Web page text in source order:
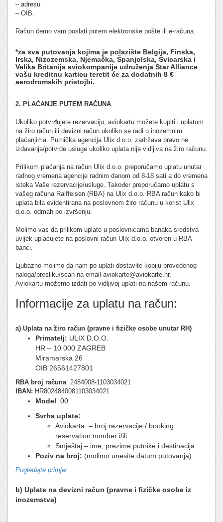
– adresu
– OIB.
Račun ćemo vam poslati putem elektronske pošte ili e-računa.
*za sva putovanja kojima je polazište Belgija, Finska,
Irska, Nizozemska, Njemačka, Španjolska, Švicarska i
Velika Britanija aviokompanije udruženja Star Alliance
vašu kreditnu karticu teretit će za dodatnih 8 €
aerodromskih pristojbi.
2. PLAĆANJE PUTEM RAČUNA
Ukoliko potvrđujete rezervaciju, aviokartu možete kupiti i uplatom
na žiro račun ili devizni račun ukoliko se radi o inozemnim
plaćanjima. Putnička agencija Ulix d.o.o. zadržava pravo ne
izdavanja/potvrde usluge ukoliko uplata nije vidljiva na žiro računu.
Prilikom plaćanja na račun Ulix d.o.o. preporučamo uplatu unutar
radnog vremena agencije radnim danom od 8-18 sati a do vremena
isteka Vaše rezervacije/usluge. Također preporučamo uplatu s
vašeg računa Raiffeisen (RBA) na Ulix d.o.o. RBA račun kako bi
uplata bila evidentirana na poslovnom žiro računu u korist Ulix
d.o.o. odmah po izvršenju.
Molimo vas da prilikom uplate u poslovnicama banaka sredstva
uvijek uplaćujete na poslovni račun Ulix d.o.o. otvoren u RBA
banci.
Ljubazno molimo da nam po uplati dostavite kopiju provedenog
naloga/presliku/scan na email aviokarte@aviokarte.hr.
Aviokartu možemo izdati po vidljivoj uplati na našem računu.
Informacije za uplatu na račun:
a) Uplata na žiro račun (pravne i fizičke osobe unutar RH)
Primatelj: ULIX D.O.O.
HR – 10 000 ZAGREB
Miramarska 26
OIB 26561427801
RBA broj računa: 2484008-1103034021
IBAN: HR8024840081103034021
Model: 00
Svrha uplate:
Aviokarta – broj rezervacije / booking
reservation number i/ili
Smještaj – ime, prezime putnike i destinacija
Poziv na broj: (molimo unesite datum putovanja)
Pogledajte primjer
b) Uplate na devizni račun (pravne i fizičke osobe iz
inozemstva)